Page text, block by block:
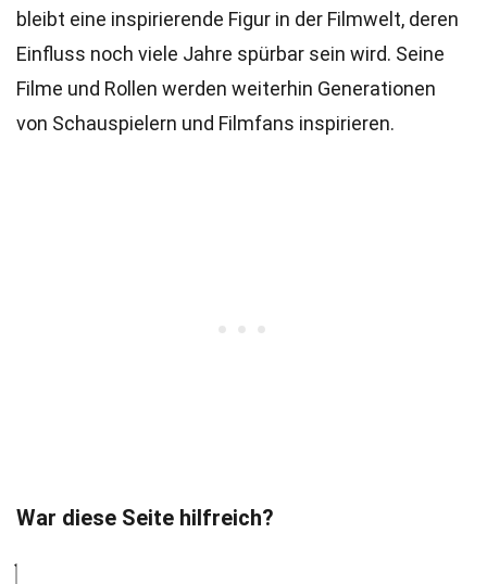
bleibt eine inspirierende Figur in der Filmwelt, deren
Einfluss noch viele Jahre spürbar sein wird. Seine
Filme und Rollen werden weiterhin Generationen
von Schauspielern und Filmfans inspirieren.
War diese Seite hilfreich?